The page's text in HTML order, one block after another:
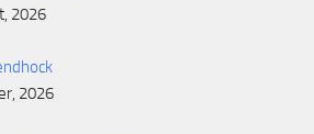
2026
2026